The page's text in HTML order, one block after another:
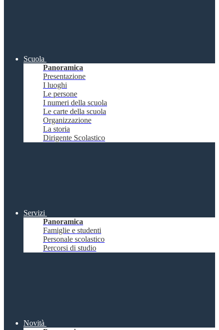
Scuola
Panoramica
Presentazione
I luoghi
Le persone
I numeri della scuola
Le carte della scuola
Organizzazione
La storia
Dirigente Scolastico
Servizi
Panoramica
Famiglie e studenti
Personale scolastico
Percorsi di studio
Novità